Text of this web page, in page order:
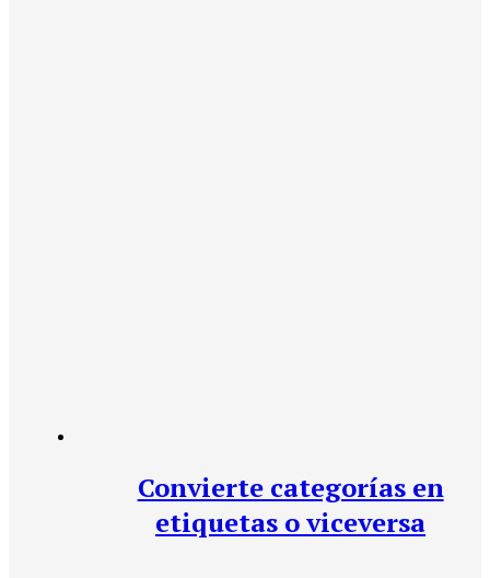
Convierte categorías en
etiquetas o viceversa